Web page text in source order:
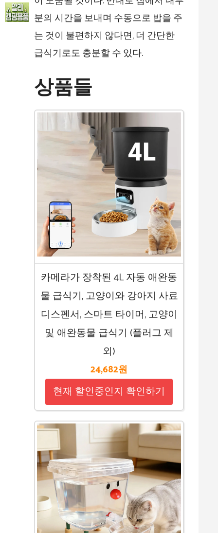
분의 시간을 보내며 수동으로 밥을 주
는 것이 불편하지 않다면, 더 간단한
급식기로도 충분할 수 있다.
상품들
카메라가 장착된 4L 자동 애완동
물 급식기, 고양이와 강아지 사료
디스펜서, 스마트 타이머, 고양이
및 애완동물 급식기 (플러그 제
외)
24,682원
현재 할인중인지 확인하기